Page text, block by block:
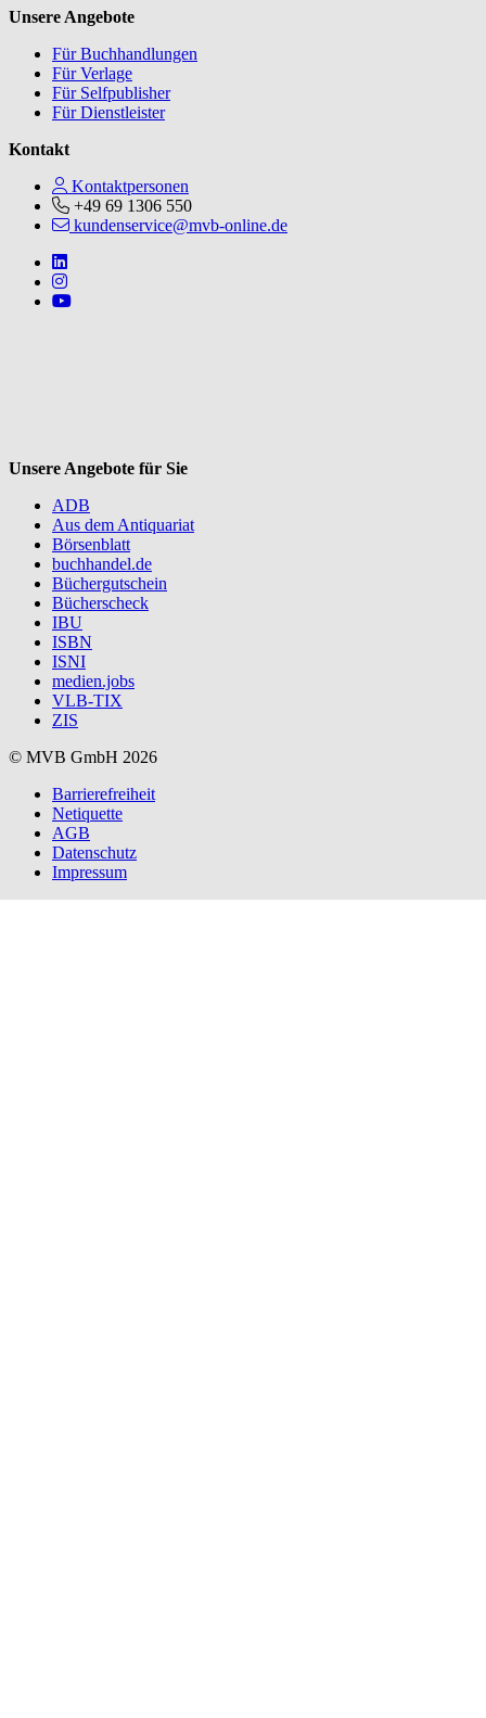
Unsere Angebote
Für Buchhandlungen
Für Verlage
Für Selfpublisher
Für Dienstleister
Kontakt
Kontaktpersonen
+49 69 1306 550
kundenservice@mvb-online.de
Follow us on https://www.linkedin.com/company/mvbbooks
Follow us on https://www.instagram.com/lifeatmvb/
Follow us on https://www.youtube.com/@mvbbooks
Unsere Angebote für Sie
ADB
Aus dem Antiquariat
Börsenblatt
buchhandel.de
Büchergutschein
Bücherscheck
IBU
ISBN
ISNI
medien.jobs
VLB-TIX
ZIS
© MVB GmbH 2026
Barrierefreiheit
Netiquette
AGB
Datenschutz
Impressum